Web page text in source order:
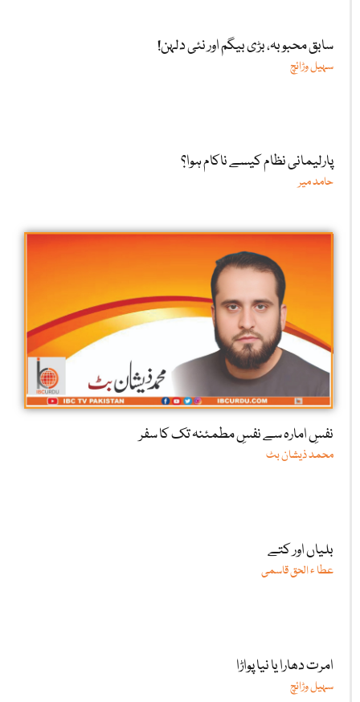
سابق محبوبہ، بڑی بیگم اور نئی دلہن!
سہیل وڑائچ
پارلیمانی نظام کیسے ناکام ہوا؟
حامد میر
نفسِ امارہ سے نفسِ مطمئنہ تک کا سفر
محمد ذیشان بٹ
بلیاں اور کتے
عطا ء الحق قاسمی
امرت دھارا یا نیا پواڑا
سہیل وڑائچ